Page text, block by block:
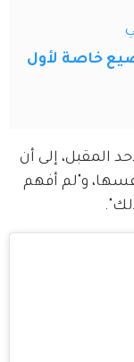
خاصة لأول
المقبل، إلى أن
و"لم أفهم